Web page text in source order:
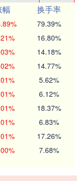
幅
换手率
79.39%
16.80%
14.18%
14.77%
5.62%
6.12%
18.37%
6.83%
17.26%
7.68%